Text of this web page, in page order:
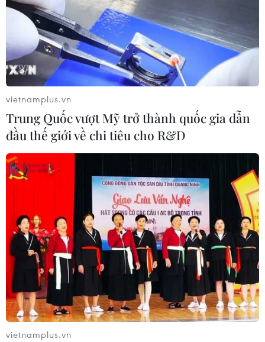
03/08/2026 11:32
Tín hiệu tích cực đối với tiến trình
phục hồi kinh tế của Syria
Tổng thống Mỹ: Các bên đạt bước
tiến hướng tới chấm dứt xung đột với
Iran
03/08/2026 06:24
Xem thêm
CƠ QUAN CHỦ QUẢN: THÔNG TẤN XÃ VIỆT NAM
vietnamplus.vn
Trung Quốc vượt Mỹ trở thành quốc gia dẫn
đầu thế giới về chi tiêu cho R&D
vietnamplus.vn